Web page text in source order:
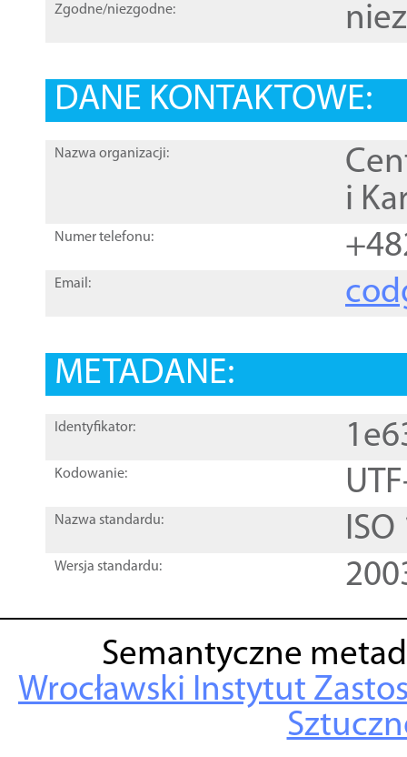
Zgodne/niezgodne:
DANE KONTAKTOWE:
Nazwa organizacji:
i
Numer telefonu:
Email:
METADANE:
Identyfikator:
Kodowanie:
Nazwa standardu:
Wersja standardu:
Semantyczne
Wrocławski Instytut